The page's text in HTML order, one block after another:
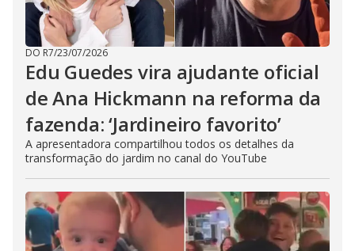
DO R7/23/07/2026
Edu Guedes vira ajudante oficial
de Ana Hickmann na reforma da
fazenda: ‘Jardineiro favorito’
A apresentadora compartilhou todos os detalhes da
transformação do jardim no canal do YouTube